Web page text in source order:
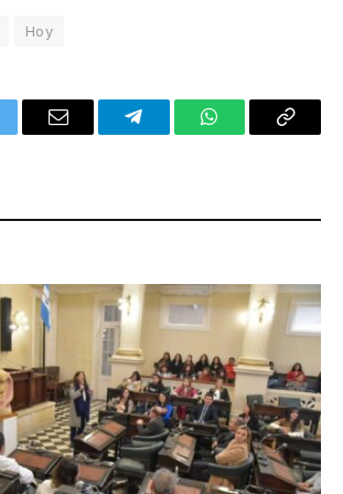
Hoy
Email TelegramWhatsAppCopy